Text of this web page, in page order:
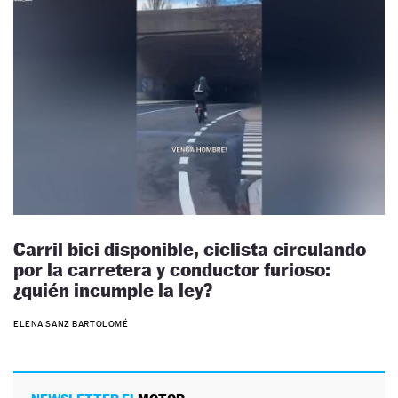
Carril bici disponible, ciclista circulando
por la carretera y conductor furioso:
¿quién incumple la ley?
ELENA SANZ BARTOLOMÉ